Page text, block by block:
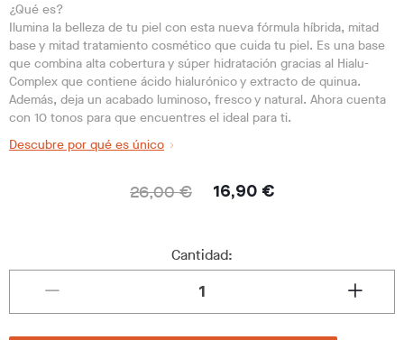
¿Qué es?
Ilumina la belleza de tu piel con esta nueva fórmula híbrida, mitad
base y mitad tratamiento cosmético que cuida tu piel. Es una base
que combina alta cobertura y súper hidratación gracias al Hialu-
Complex que contiene ácido hialurónico y extracto de quinua.
Además, deja un acabado luminoso, fresco y natural. Ahora cuenta
con 10 tonos para que encuentres el ideal para ti.
Descubre por qué es único
26,00 € 16,90 €
Cantidad: